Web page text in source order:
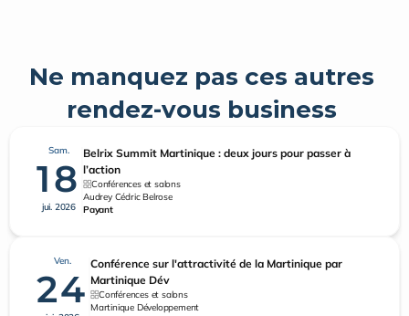
Ne manquez pas ces autres
rendez-vous business
Sam.
18
jui. 2026
Belrix Summit Martinique : deux jours pour passer à
l’action
Conférences et salons
Audrey Cédric Belrose
Payant
Ven.
24
Conférence sur l'attractivité de la Martinique par
Martinique Dév
Conférences et salons
Martinique Développement